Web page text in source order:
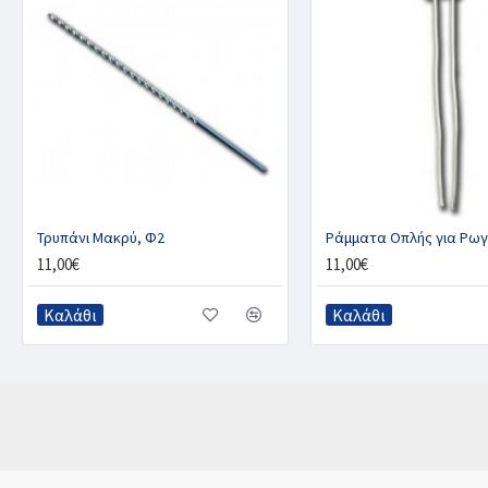
Τρυπάνι Μακρύ, Φ2
11,00€
Καλάθι
Ράμματα Οπλής για
11,00€
Καλάθι